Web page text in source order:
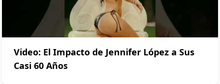
Video: El Impacto de Jennifer López a Sus
Casi 60 Años